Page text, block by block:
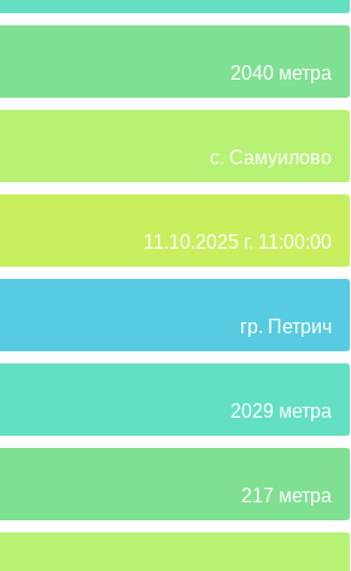
2040 метра
с. Самуилово
11.10.2025 г. 11:00:00
гр. Петрич
2029 метра
217 метра